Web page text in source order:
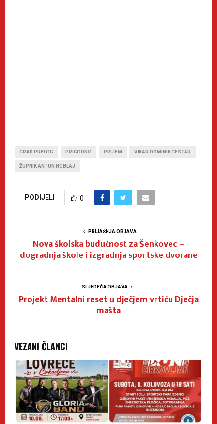
GRAD PRELOG PRIGODNO PRIJEM VIKAR DOMINIK CESTAR
ŽUPNIK ANTUN HOBLAJ
PODIJELI 0
PRIJAŠNJA OBJAVA
Nova školska budućnost za Šenkovec –
dogradnja škole i izgradnja sportske dvorane
SLJEDEĆA OBJAVA
Projekt Mentalni reset u dječjem vrtiću Dječja
mašta
VEZANI ČLANCI